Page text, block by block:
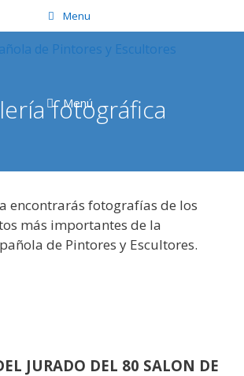
Menu
Menú
fotográfica
encontrarás fotografías de los
más importantes de la
de Pintores y Escultores.
JURADO DEL 80 SALON DE